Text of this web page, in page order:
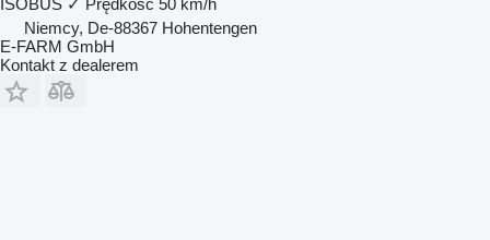
Niemcy, De-88367 Hohentengen
E-FARM GmbH
Kontakt z dealerem